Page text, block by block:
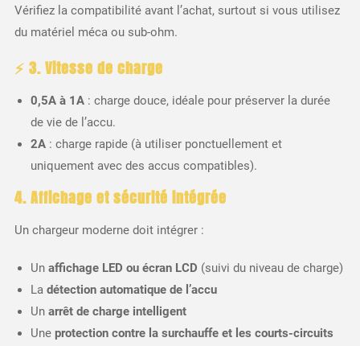
Vérifiez la compatibilité avant l’achat, surtout si vous utilisez
du matériel méca ou sub-ohm.
⚡ 3. Vitesse de charge
0,5A à 1A: charge douce, idéale pour préserver la durée
de vie de l’accu.
2A: charge rapide (à utiliser ponctuellement et
uniquement avec des accus compatibles).
4. Affichage et sécurité intégrée
Un chargeur moderne doit intégrer :
Un affichage LED ou écran LCD (suivi du niveau de charge)
La détection automatique de l’accu
Un arrêt de charge intelligent
Une protection contre la surchauffe et les courts-circuits